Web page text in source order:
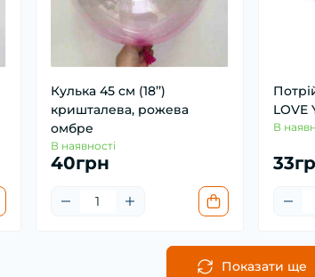
Кулька 45 см (18’’)
кришталева, рожева
омбре
В наявності
40грн
LOVE
В
Показати ще